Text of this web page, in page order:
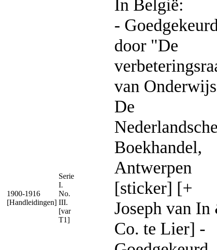
1900-1916
[Handleidingen]
Serie
I.
No.
III.
[var
T1]
In België:
-
door "De
van
De
Boekhandel,
Antwerpen
[sticker] [+
Joseph van In
Co. te Lier] -